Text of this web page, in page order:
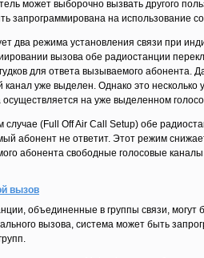
может выборочно вызвать другого
запрограммирована на использование
два режима установления связи при
вызова обе радиостанции
для ответа вызываемого абонента.
канал уже выделен. Однако это несколько
на уже выделенном
случае (Full Off Air Call Setup) обе
абонент не ответит. Этот режим
абонента свободные голосовые
вызов
объединенные в группы связи, могут
вызова, система может быть